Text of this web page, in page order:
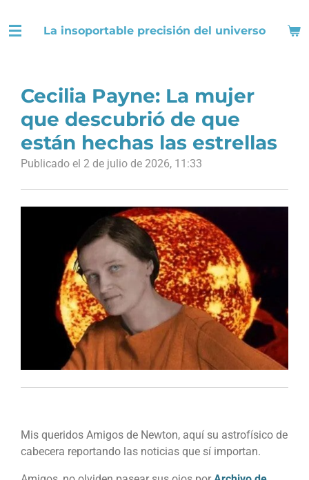
al
La insoportable precisión del universo
Cecilia Payne: La mujer
que descubrió de que
están hechas las estrellas
Publicado el 2 de julio de 2026, 11:33
Mis queridos Amigos de Newton, aquí su astrofísico de
cabecera reportando las noticias que sí importan.